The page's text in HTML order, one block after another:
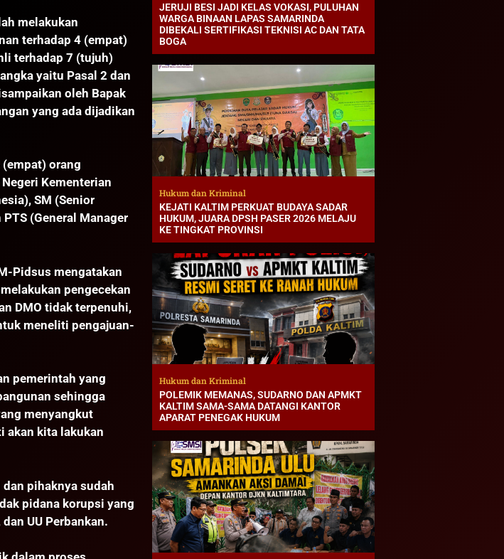
melakukan
terhadap 4 (empat)
terhadap 7 (tujuh)
yaitu Pasal 2 dan
oleh Bapak
yang ada dijadikan
orang
Kementerian
SM (Senior
(General Manager
Pidsus mengatakan
pengecekan
DMO tidak terpenuhi,
meneliti pengajuan-
pemerintah yang
sehingga
menyangkut
akan kita lakukan
pihaknya sudah
pidana korupsi yang
UU Perbankan.
JERUJI BESI JADI KELAS VOKASI, PULUHAN
WARGA BINAAN LAPAS SAMARINDA
DIBEKALI SERTIFIKASI TEKNISI AC DAN TATA
BOGA
Hukum dan Kriminal
KEJATI KALTIM PERKUAT BUDAYA SADAR
HUKUM, JUARA DPSH PASER 2026 MELAJU
KE TINGKAT PROVINSI
Hukum dan Kriminal
POLEMIK MEMANAS, SUDARNO DAN APMKT
KALTIM SAMA-SAMA DATANGI KANTOR
APARAT PENEGAK HUKUM